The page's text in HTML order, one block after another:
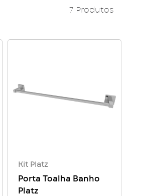
7 Produtos
Kit Platz
Porta Toalha Banho
Platz